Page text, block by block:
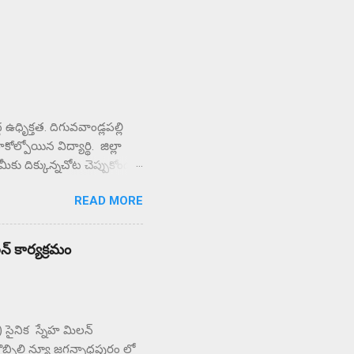
దిగువవాండ్లపల్లి
విద్యార్థి. జిల్లా
మీకు దిక్కున్నచోట చెప్పుకోండని
పలు ఉపాధ్యాయులు
పలు
READ MORE
కార్యక్రమం
సైనిక స్నేహ మిలన్
న్యూ జగన్నాధపురం లో